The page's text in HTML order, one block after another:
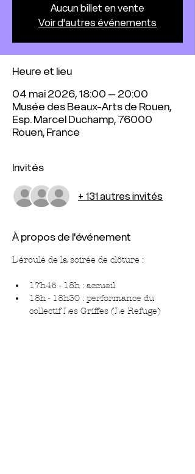
Aucun billet en vente
Voir d'autres événements
Heure et lieu
04 mai 2026, 18:00 – 20:00
Musée des Beaux-Arts de Rouen,
Esp. Marcel Duchamp, 76000
Rouen, France
Invités
+ 131 autres invités
À propos de l'événement
Déroulé de la soirée de clôture :
17h45 - 18h : accueil
18h - 18h30 : performance du
collectif Les Griffes (Le Refuge)